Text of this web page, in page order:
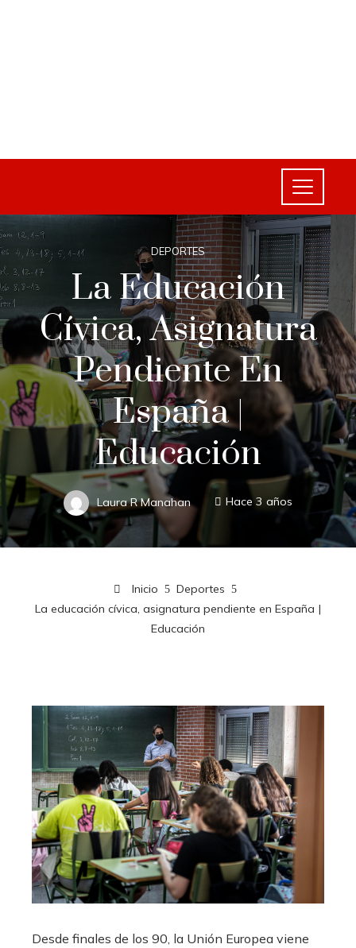
DEPORTES
La Educación
Cívica, Asignatura
Pendiente En
España |
Educación
Laura R Manahan Hace 3 años
Inicio
Deportes
La educación cívica, asignatura pendiente en España |
Educación
Desde finales de los 90, la Unión Europea viene